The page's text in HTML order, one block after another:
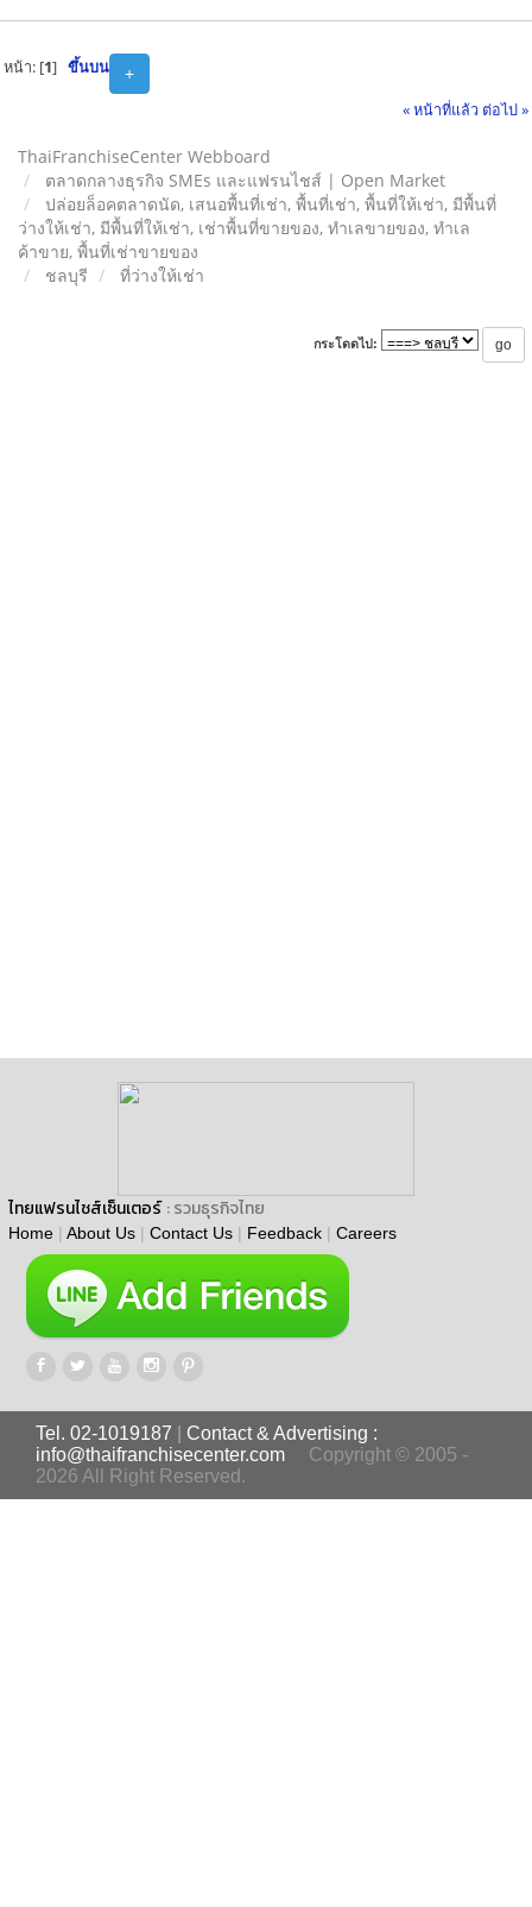
+
หน้า: [1] ขึ้นบน
« หน้าที่แล้ว ต่อไป »
ThaiFranchiseCenter Webboard
ตลาดกลางธุรกิจ SMEs และแฟรนไชส์ | Open Market
ปล่อยล็อคตลาดนัด, เสนอพื้นที่เช่า, พื้นที่เช่า, พื้นที่ให้เช่า, มีพื้นที่
ว่างให้เช่า, มีพื้นที่ให้เช่า, เช่าพื้นที่ขายของ, ทําเลขายของ, ทำเล
ค้าขาย, พื้นที่เช่าขายของ
ชลบุรี
ที่ว่างให้เช่า
กระโดดไป:
ไทยแฟรนไชส์เซ็นเตอร์ : รวมธุรกิจไทย
Home | About Us | Contact Us | Feedback | Careers
Tel. 02-1019187
Contact & Advertising :
info@thaifranchisecenter.com
Copyright © 2005 -
2026 All Right Reserved.